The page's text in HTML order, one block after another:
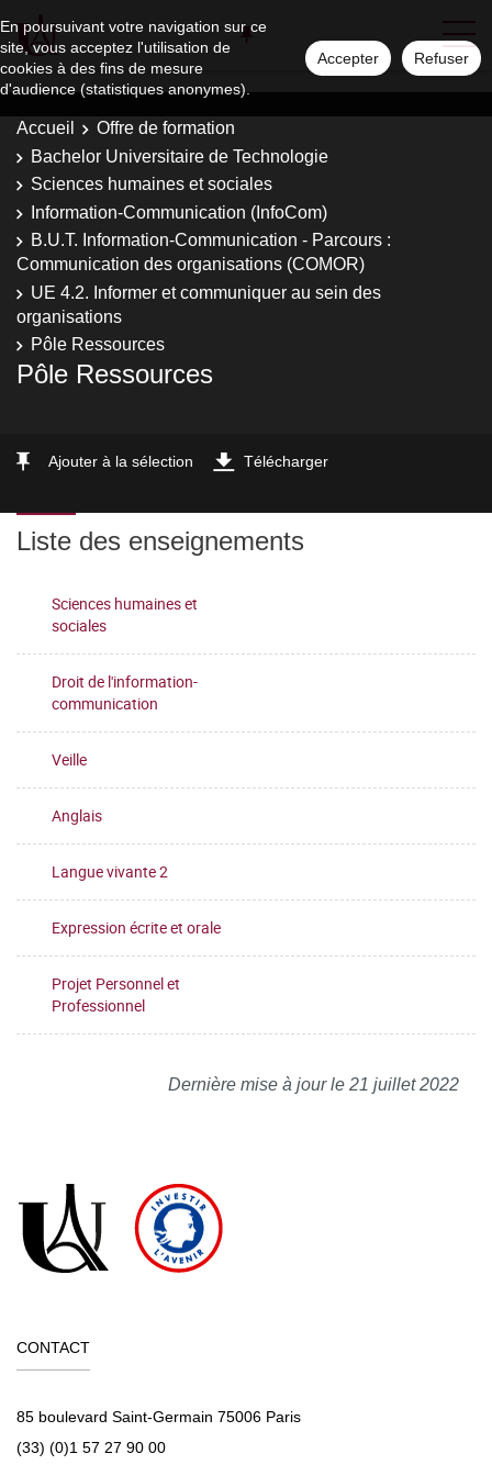
En poursuivant votre navigation sur ce
site, vous acceptez l'utilisation de
cookies à des fins de mesure
d'audience (statistiques anonymes).
Accepter Refuser
Accueil
Offre de formation
Bachelor Universitaire de Technologie
Sciences humaines et sociales
Information-Communication (InfoCom)
B.U.T. Information-Communication - Parcours :
Communication des organisations (COMOR)
UE 4.2. Informer et communiquer au sein des
organisations
Pôle Ressources
Pôle Ressources
Ajouter à la sélection Télécharger
Liste des enseignements
Sciences humaines et
sociales
Droit de l'information-
communication
Veille
Anglais
Langue vivante 2
Expression écrite et orale
Projet Personnel et
Professionnel
Dernière mise à jour le 21 juillet 2022
CONTACT
85 boulevard Saint-Germain 75006 Paris
(33) (0)1 57 27 90 00